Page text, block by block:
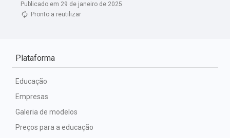
Publicado em 29 de janeiro de 2025
Pronto a reutilizar
Plataforma
Educação
Empresas
Galeria de modelos
Preços para a educação